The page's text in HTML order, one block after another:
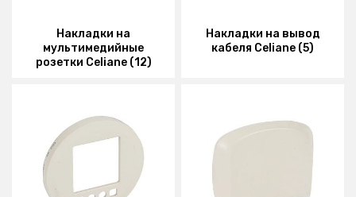
Накладки на
мультимедийные
розетки Celiane (12)
Накладки на вывод
кабеля Celiane (5)